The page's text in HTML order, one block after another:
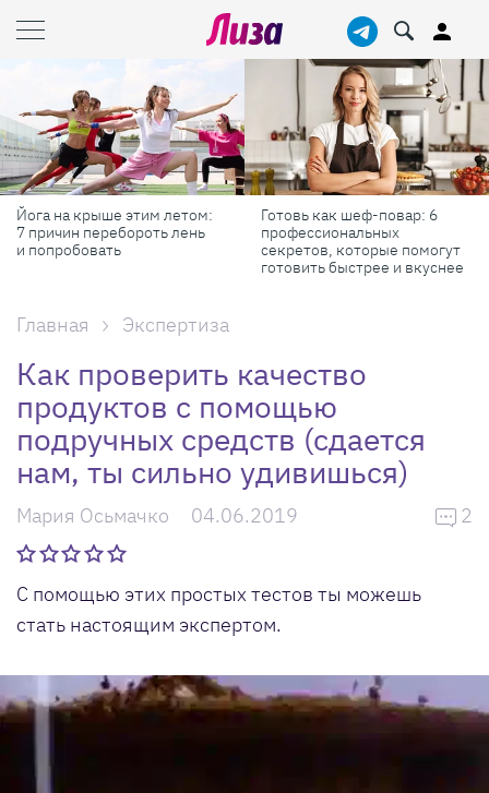
Готовь как шеф-повар: 6
профессиональных
секретов, которые помогут
Масштабные приключения:
самые красивые фестивали
России в августе
Главная Экспертиза
Как проверить качество
продуктов с помощью
подручных средств (сдается
нам, ты сильно удивишься)
Мария Осьмачко 04.06.2019 2
С помощью этих простых тестов ты можешь
стать настоящим экспертом.